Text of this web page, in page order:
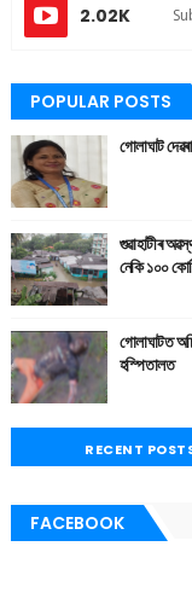
2.02K
POPULAR POSTS
গোলাঘাট
গুৱাহাটীৰ
নেকি ১০০
গোলাঘাটত
হস্পিতালত
RECENT
FACEBOOK